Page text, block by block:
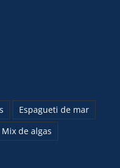
Espagueti de mar
Mix de algas